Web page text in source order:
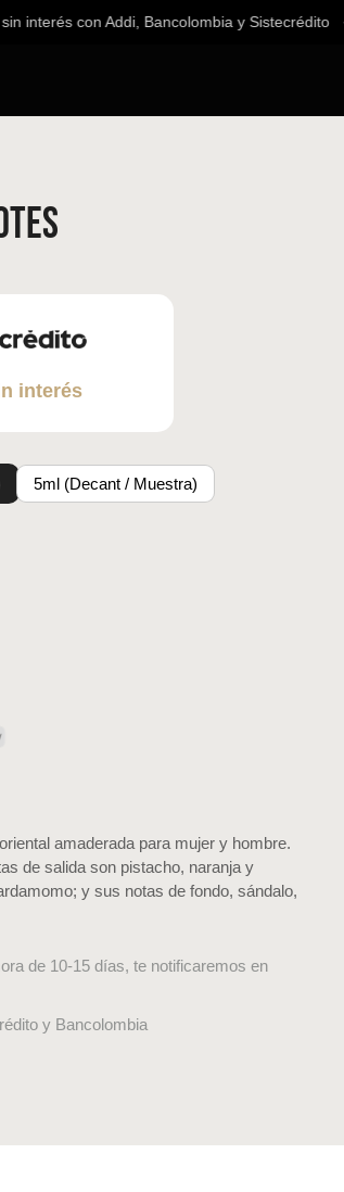
con Addi, Bancolombia y
interés
5ml (Decant / Muestra)
amaderada para mujer y hombre.
de salida son pistacho, naranja y
y sus notas de fondo, sándalo,
de 10-15 días, te notificaremos en
y Bancolombia